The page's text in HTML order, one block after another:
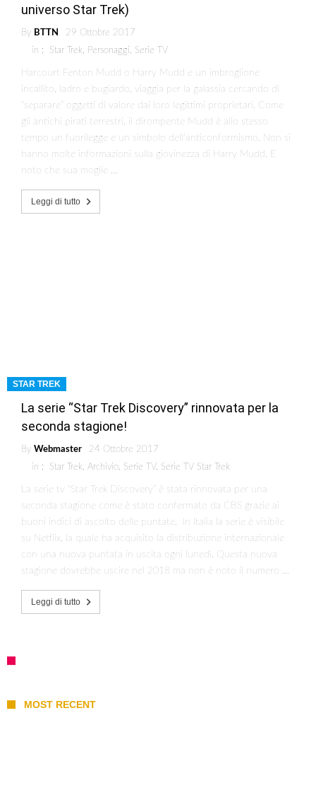
universo Star Trek)
By BTTN
29 Ottobre 2017
in : Star Trek, Personaggi, Serie TV
Harcourt Fenton Mudd o Harry Mudd e un imbroglione
incallito, ladro e bugiardo, viaggia per la galassia cercando dì
“separare” oggetti di valore dai loro legittimi proprietari. Come
gli antichi pirati terrestri, il dirompente Mudd è allo stesso
tempo un fuorilegge e un simbolo dell’anticonformismo. Non si
hanno molte informazioni sulla giovinezza di Harry Mudd. E
noto che sua moglie …
Leggi di tutto
STAR TREK
La serie “Star Trek Discovery” rinnovata per la
seconda stagione!
By Webmaster
24 Ottobre 2017
in : Star Trek, Archivio, Serie TV, Serie TV Star Trek
La serie tv “Star Trek Discovery” è stata rinnovata per una
seconda stagione come è stato confermato da CBS grazie ai
buoni indici di ascolto delle puntate. In Italia la serie è visibile
su Netflix, la quale ha acquisito la distribuzione internazionale
con una nuova puntata in uscita ogni lunedì. Questa nuova
stagione dovrebbe uscire nel 2018 ma non è noto il numero …
Leggi di tutto
MOST RECENT